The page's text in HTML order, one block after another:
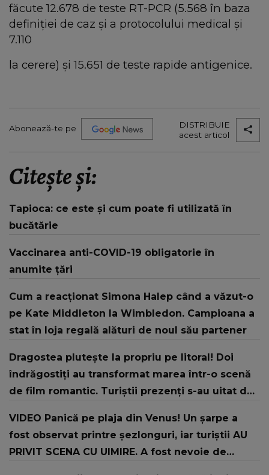
făcute 12.678 de teste RT-PCR (5.568 în baza
definiției de caz și a protocolului medical și
7.110
la cerere) și 15.651 de teste rapide antigenice.
Abonează-te pe
DISTRIBUIE
acest articol
Citește și:
Tapioca: ce este și cum poate fi utilizată în
bucătărie
Vaccinarea anti-COVID-19 obligatorie în
anumite țări
Cum a reacționat Simona Halep când a văzut-o
pe Kate Middleton la Wimbledon. Campioana a
stat în loja regală alături de noul său partener
Dragostea plutește la propriu pe litoral! Doi
îndrăgostiți au transformat marea într-o scenă
de film romantic. Turiștii prezenți s-au uitat de
VIDEO Panică pe plaja din Venus! Un şarpe a
fost observat printre şezlonguri, iar turiştii AU
PRIVIT SCENA CU UIMIRE. A fost nevoie de